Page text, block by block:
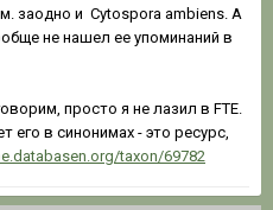
заодно и Cytospora ambiens. А
не нашел ее упоминаний в
просто я не лазил в FTE.
его в синонимах - это ресурс,
taxon/69782